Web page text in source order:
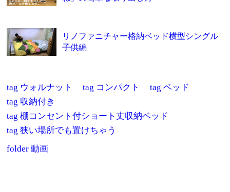
リノファニチャー格納ベッド横型シングル
子供編
tag ウォルナット tag コンパクト tagベッド
tag 収納付き
tag棚コンセント付ショート丈収納ベッド
tag狭い場所でも置けちゃう
folder動画